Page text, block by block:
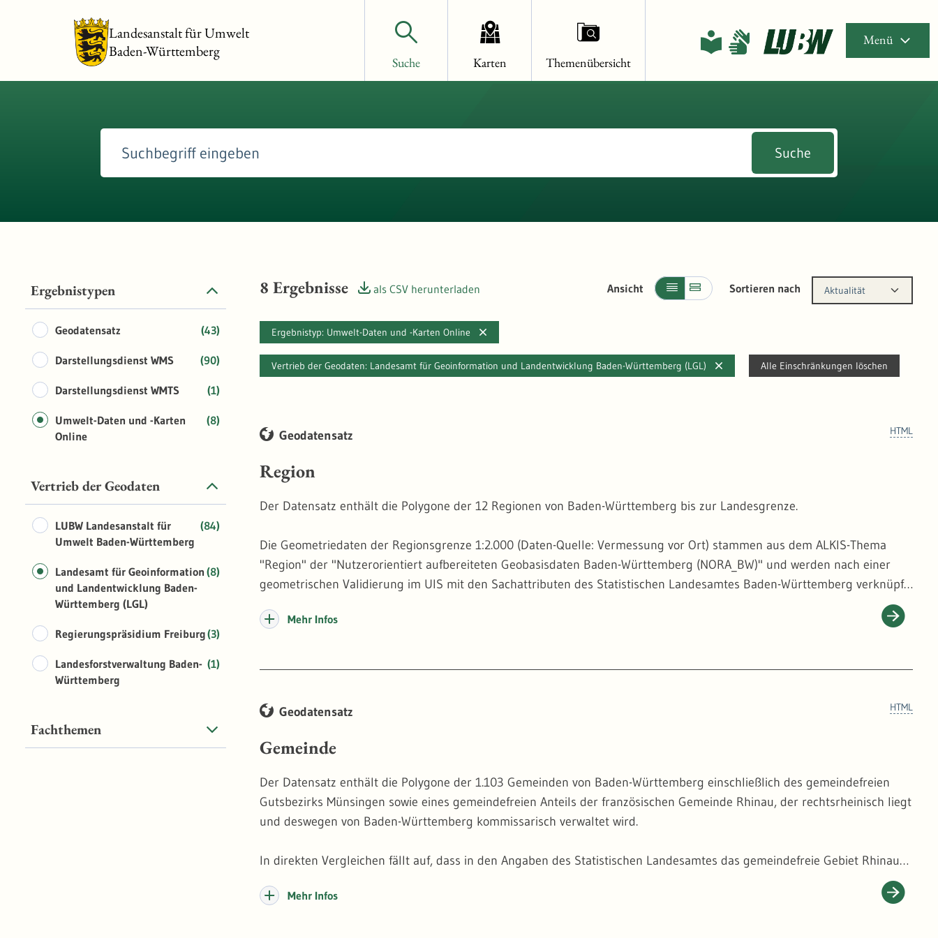
Landesanstalt für Umwelt
Baden-Württemberg
Suche Karten Themenübersicht
Menü
Suche
Ergebnistypen
(43)
Geodatensatz
(90)
Darstellungsdienst WMS
(1)
Darstellungsdienst WMTS
(8)
Umwelt-Daten und -Karten
Online
Vertrieb der Geodaten
(84)
LUBW Landesanstalt für
Umwelt Baden-Württemberg
(8)
Landesamt für Geoinformation
und Landentwicklung Baden-
Württemberg (LGL)
(3)
Regierungspräsidium Freiburg
(1)
Landesforstverwaltung Baden-
Württemberg
Fachthemen
8 Ergebnisse als CSV herunterladen Ansicht Sortieren nach Aktualität
Ergebnistyp: Umwelt-Daten und -Karten Online
Vertrieb der Geodaten: Landesamt für Geoinformation und Landentwicklung Baden-Württemberg (LGL) Alle Einschränkungen löschen
HTML
Geodatensatz
Region
Der Datensatz enthält die Polygone der 12 Regionen von Baden-Württemberg bis zur Landesgrenze.
Die Geometriedaten der Regionsgrenze 1:2.000 (Daten-Quelle: Vermessung vor Ort) stammen aus dem ALKIS-Thema
"Region" der "Nutzerorientiert aufbereiteten Geobasisdaten Baden-Württemberg (NORA_BW)" und werden nach einer
geometrischen Validierung im UIS mit den Sachattributen des Statistischen Landesamtes Baden-Württemberg verknüpft.
hierfür verwendeten Geometriedaten entstammen dem Basis-DLM Thema "Region" aus NORA_BW. Auch dieser Datensatz
Mehr Infos
HTML
Geodatensatz
Gemeinde
Der Datensatz enthält die Polygone der 1.103 Gemeinden von Baden-Württemberg einschließlich des gemeindefreien
Gutsbezirks Münsingen sowie eines gemeindefreien Anteils der französischen Gemeinde Rhinau, der rechtsrheinisch liegt
und deswegen von Baden-Württemberg kommissarisch verwaltet wird.
In direkten Vergleichen fällt auf, dass in den Angaben des Statistischen Landesamtes das gemeindefreie Gebiet Rhinau
nicht zu Baden-Württemberg gezählt wird. Besagtes Gebiet enthält Teile des Naturschutzgebietes Taubergießen und ist
somit für die Umwelt- und Naturschutzverwaltung von erheblicher Bedeutung.
Mehr Infos